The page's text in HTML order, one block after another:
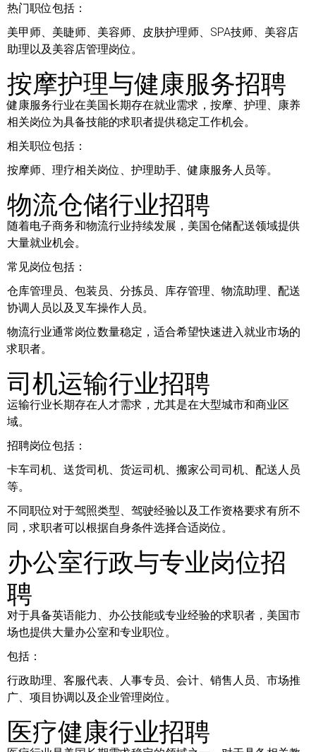
热门职位包括：
美甲师、美睫师、美容师、皮肤护理师、SPA技师、美容店
助理以及美容店管理岗位。
按摩护理与健康服务招聘
健康服务行业在美国长期存在就业需求，按摩、护理、康养
相关岗位为具备技能的求职者提供稳定工作机会。
相关职位包括：
按摩师、理疗相关岗位、护理助手、健康服务人员等。
物流仓储行业招聘
随着电子商务和物流行业持续发展，美国仓储配送领域提供
大量就业机会。
常见岗位包括：
仓库管理员、包装员、分拣员、库存管理、物流助理、配送
协调人员以及叉车操作人员。
物流行业通常岗位数量稳定，适合希望快速进入就业市场的
求职者。
司机运输行业招聘
运输行业长期存在人才需求，尤其是在大型城市和商业区
域。
招聘岗位包括：
卡车司机、送货司机、货运司机、搬家公司司机、配送人员
等。
不同职位对于驾照类型、驾驶经验以及工作资格要求有所不
同，求职者可以根据自身条件选择合适岗位。
办公室行政与专业岗位招
聘
对于具备英语能力、办公技能或专业经验的求职者，美国市
场也提供大量办公室和专业职位。
包括：
行政助理、客服代表、人事专员、会计、销售人员、市场推
广、项目协调以及企业管理岗位。
医疗健康行业招聘